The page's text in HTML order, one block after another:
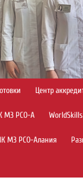
Центр
МЗ РСО-А WorldSkills
МЗ РСО-Алания